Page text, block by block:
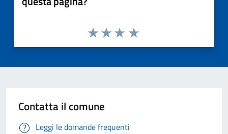
Contatta il comune
Leggi le domande frequenti